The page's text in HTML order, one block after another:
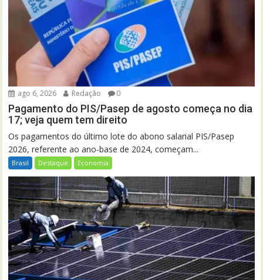
ago 6, 2026 Redação 0
Pagamento do PIS/Pasep de agosto começa no dia
17; veja quem tem direito
Os pagamentos do último lote do abono salarial PIS/Pasep
2026, referente ao ano-base de 2024, começam...
Brasil Destaque Economia